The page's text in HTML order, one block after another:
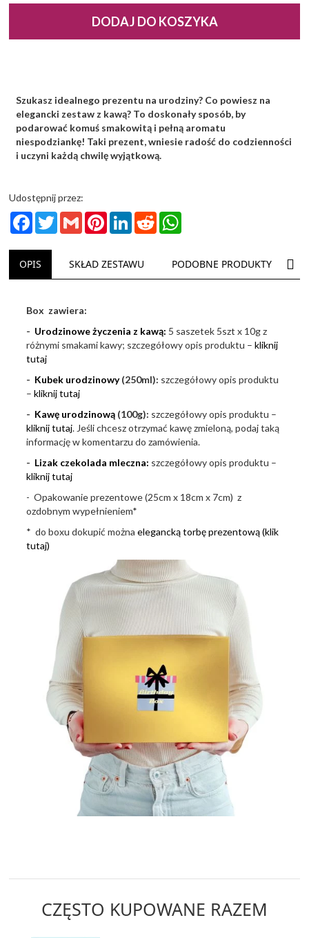
DODAJ DO KOSZYKA
Szukasz idealnego prezentu na urodziny? Co powiesz na
elegancki zestaw z kawą? To doskonały sposób, by
podarować komuś smakowitą i pełną aromatu
niespodziankę! Taki prezent, wniesie radość do codzienności
i uczyni każdą chwilę wyjątkową.
Udostępnij przez:
FacebookTwitterGmail PinterestLinkedInReddit
OPIS SKŁAD ZESTAWU PODOBNE PRODUKTY
Box zawiera:
- Urodzinowe życzenia z kawą: 5 saszetek 5szt x 10g z
różnymi smakami kawy; szczegółowy opis produktu –kliknij
tutaj
- Kubek urodzinowy(250ml): szczegółowy opis produktu
–kliknij tutaj
- Kawę urodzinową (100g): szczegółowy opis produktu –
kliknij tutaj. Jeśli chcesz otrzymać kawę zmieloną, podaj taką
informację w komentarzu do zamówienia.
- Lizak czekolada mleczna: szczegółowy opis produktu –
kliknij tutaj
- Opakowanie prezentowe (25cm x 18cm x 7cm) z
ozdobnym wypełnieniem*
* do boxu dokupić możnaelegancką torbę prezentową (klik
tutaj)
CZĘSTO KUPOWANE RAZEM